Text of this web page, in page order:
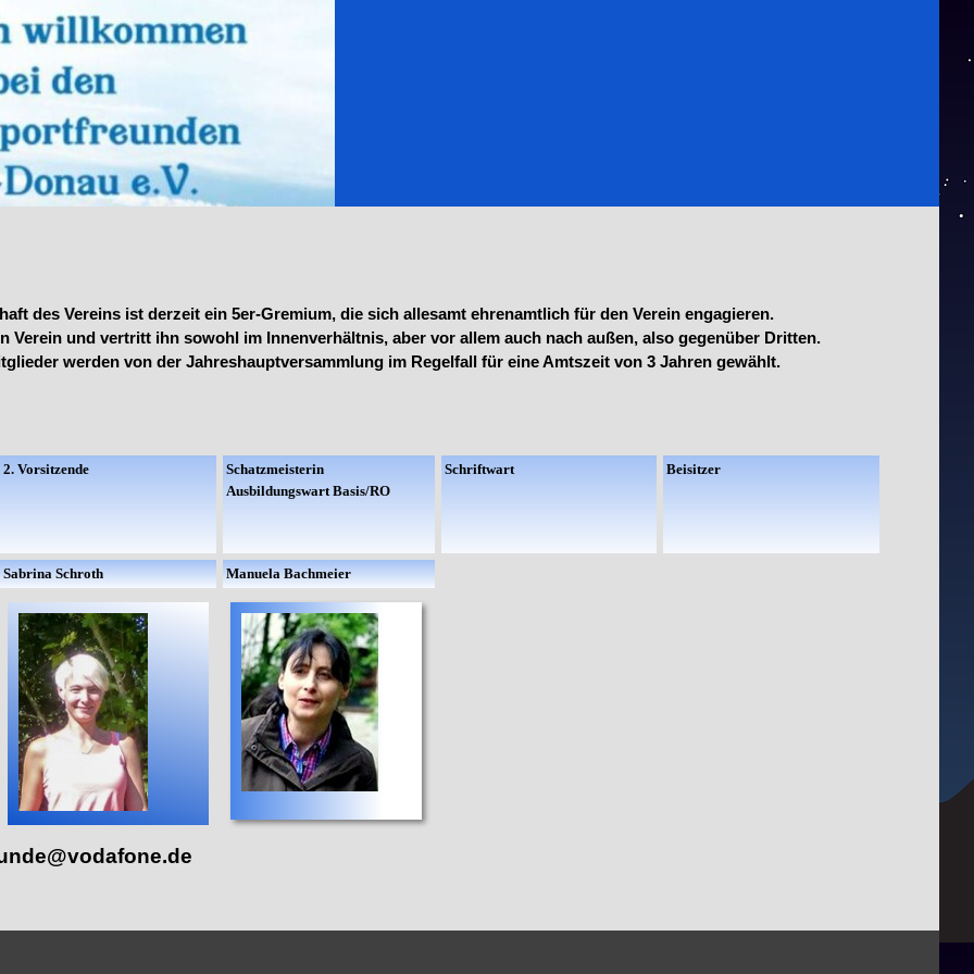
des Vereins ist derzeit ein 5er-Gremium, die sich allesamt ehrenamtlich für den Verein engagieren.
Verein und vertritt ihn sowohl im Innenverhältnis, aber vor allem auch nach außen, also gegenüber Dritten.
werden von der Jahreshauptversammlung im Regelfall für eine Amtszeit von 3 Jahren gewählt.
2. Vorsitzende
Schatzmeisterin
AusbildungswartBasis/RO
Schriftwart Beisitzer
Sabrina Schroth Manuela Bachmeier